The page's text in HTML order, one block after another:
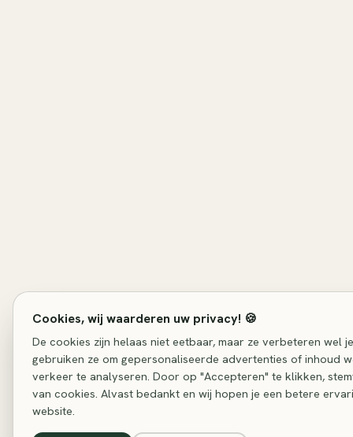
Cookies, wij waarderen uw privacy! 🍪
De cookies zijn helaas niet eetbaar, maar ze verbeteren wel
gebruiken ze om gepersonaliseerde advertenties of inhoud
verkeer te analyseren. Door op "Accepteren" te klikken,
van cookies. Alvast bedankt en wij hopen je een betere
website.